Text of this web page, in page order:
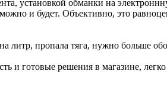
установкой обманки на
и будет. Объективно, это
литр, пропала тяга, нужно больше
и готовые решения в магазине,